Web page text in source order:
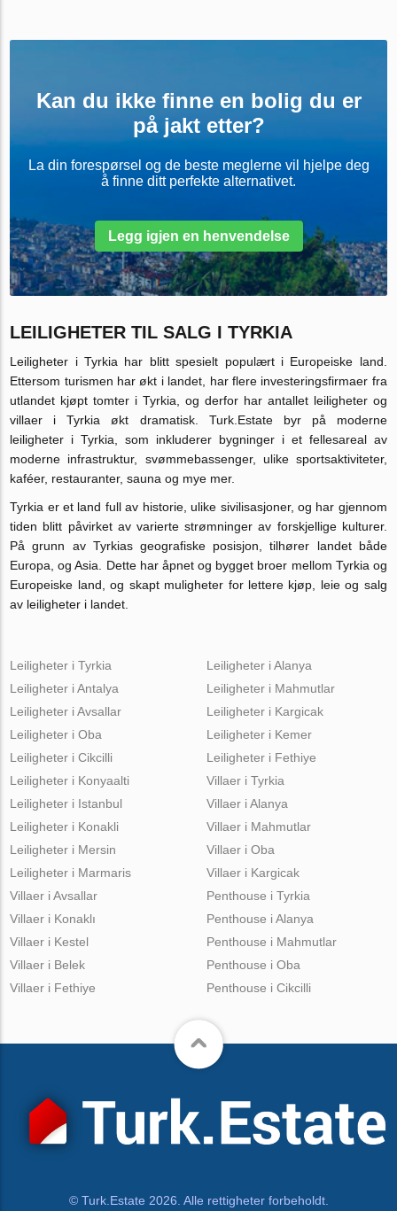
Kan du ikke finne en bolig du er
på jakt etter?
La din forespørsel og de beste meglerne vil hjelpe deg
å finne ditt perfekte alternativet.
Legg igjen en henvendelse
LEILIGHETER TIL SALG I TYRKIA
Leiligheter i Tyrkia har blitt spesielt populært i Europeiske land.
Ettersom turismen har økt i landet, har flere investeringsfirmaer fra
utlandet kjøpt tomter i Tyrkia, og derfor har antallet leiligheter og
villaer i Tyrkia økt dramatisk. Turk.Estate byr på moderne
leiligheter i Tyrkia, som inkluderer bygninger i et fellesareal av
moderne infrastruktur, svømmebassenger, ulike sportsaktiviteter,
kaféer, restauranter, sauna og mye mer.
Tyrkia er et land full av historie, ulike sivilisasjoner, og har gjennom
tiden blitt påvirket av varierte strømninger av forskjellige kulturer.
På grunn av Tyrkias geografiske posisjon, tilhører landet både
Europa, og Asia. Dette har åpnet og bygget broer mellom Tyrkia og
Europeiske land, og skapt muligheter for lettere kjøp, leie og salg
av leiligheter i landet.
Leiligheter i Tyrkia
Leiligheter i Antalya
Leiligheter i Avsallar
Leiligheter i Oba
Leiligheter i Cikcilli
Leiligheter i Alanya
Leiligheter i Mahmutlar
Leiligheter i Kargicak
Leiligheter i Kemer
Leiligheter i Fethiye
Leiligheter i Konyaalti
Leiligheter i Istanbul
Leiligheter i Konakli
Leiligheter i Mersin
Leiligheter i Marmaris
Villaer i Tyrkia
Villaer i Alanya
Villaer i Mahmutlar
Villaer i Oba
Villaer i Kargicak
Villaer i Avsallar
Villaer i Konaklı
Villaer i Kestel
Villaer i Belek
Villaer i Fethiye
Penthouse i Tyrkia
Penthouse i Alanya
Penthouse i Mahmutlar
Penthouse i Oba
Penthouse i Cikcilli
© Turk.Estate 2026. Alle rettigheter forbeholdt.